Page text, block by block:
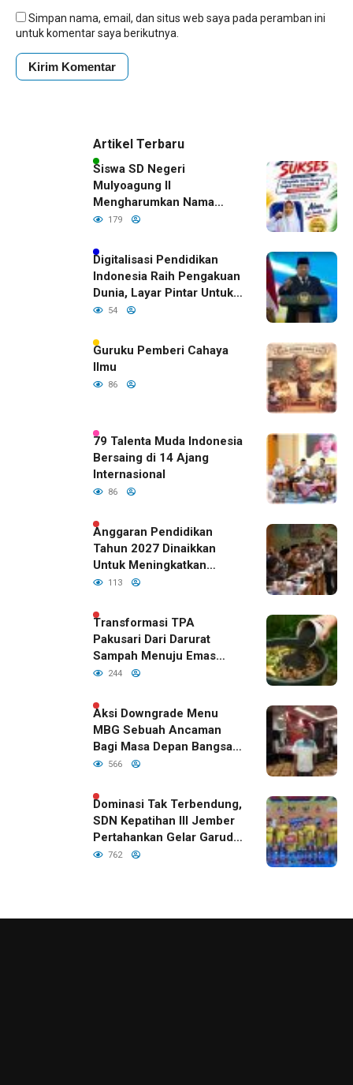
Simpan nama, email, dan situs web saya pada peramban ini
untuk komentar saya berikutnya.
Artikel Terbaru
Siswa SD Negeri
Mulyoagung II
Mengharumkan Nama
Bojonegoro Dengan
179
Digitalisasi Pendidikan
Indonesia Raih Pengakuan
Dunia, Layar Pintar Untuk
Semua Siswa
54
Guruku Pemberi Cahaya
Ilmu
86
79 Talenta Muda Indonesia
Bersaing di 14 Ajang
Internasional
86
Anggaran Pendidikan
Tahun 2027 Dinaikkan
Untuk Meningkatkan
Kualitas Anak Bangsa,
RI
113
Transformasi TPA
Pakusari Dari Darurat
Sampah Menuju Emas
Hijau di Era Kepemimpinan
244
Aksi Downgrade Menu
MBG Sebuah Ancaman
Bagi Masa Depan Bangsa
Indonesia
566
Dominasi Tak Terbendung,
SDN Kepatihan III Jember
Pertahankan Gelar Garuda
Cup 2026
762